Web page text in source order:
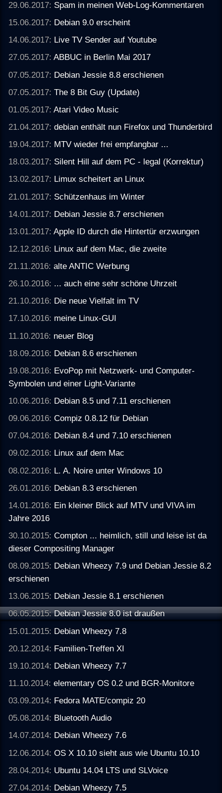
29.06.2017: Spam in meinen Web-Log-Kommentaren
15.06.2017: Debian 9.0 erscheint
14.06.2017: Live TV Sender auf Youtube
27.05.2017:ABBUC in Berlin Mai 2017
07.05.2017: Debian Jessie 8.8 erschienen
07.05.2017:The 8 Bit Guy (Update)
01.05.2017:Atari Video Music
21.04.2017:debian enthält nun Firefox und Thunderbird
19.04.2017: MTV wieder frei empfangbar ...
18.03.2017: Silent Hill auf dem PC - legal (Korrektur)
13.02.2017: Limux scheitert an Linux
21.01.2017: Schützenhaus im Winter
14.01.2017: Debian Jessie 8.7 erschienen
13.01.2017:Apple ID durch die Hintertür erzwungen
12.12.2016: Linux auf dem Mac, die zweite
21.11.2016:alte ANTIC Werbung
26.10.2016: ... auch eine sehr schöne Uhrzeit
21.10.2016: Die neue Vielfalt im TV
17.10.2016: meine Linux-GUI
11.10.2016: neuer Blog
18.09.2016: Debian 8.6 erschienen
19.08.2016: EvoPop mit Netzwerk- und Computer-
Symbolen und einer Light-Variante
10.06.2016: Debian 8.5 und 7.11 erschienen
09.06.2016:Compiz 0.8.12 für Debian
07.04.2016: Debian 8.4 und 7.10 erschienen
09.02.2016: Linux auf dem Mac
08.02.2016: L. A. Noire unter Windows 10
26.01.2016: Debian 8.3 erschienen
14.01.2016: Ein kleiner Blick auf MTV und VIVA im
Jahre 2016
30.10.2015:Compton ... heimlich, still und leise ist da
dieser Compositing Manager
08.09.2015: Debian Wheezy 7.9 und Debian Jessie 8.2
erschienen
13.06.2015: Debian Jessie 8.1 erschienen
06.05.2015:Debian Jessie 8.0 ist draußen
15.01.2015: Debian Wheezy 7.8
20.12.2014: Familien-Treffen XI
19.10.2014: Debian Wheezy 7.7
11.10.2014:elementary OS 0.2 und BGR-Monitore
03.09.2014: Fedora MATE/compiz 20
05.08.2014: Bluetooth Audio
14.07.2014: Debian Wheezy 7.6
12.06.2014:OS X 10.10 sieht aus wie Ubuntu 10.10
28.04.2014: Ubuntu 14.04 LTS und SLVoice
27.04.2014: Debian Wheezy 7.5